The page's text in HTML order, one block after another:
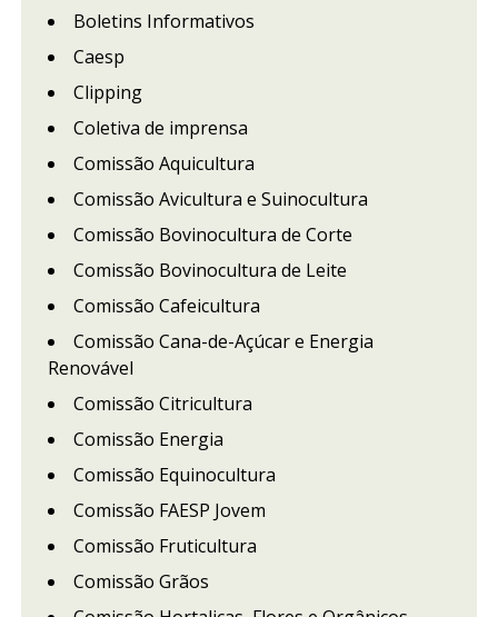
Boletins Informativos
Caesp
Clipping
Coletiva de imprensa
Comissão Aquicultura
Comissão Avicultura e Suinocultura
Comissão Bovinocultura de Corte
Comissão Bovinocultura de Leite
Comissão Cafeicultura
Comissão Cana-de-Açúcar e Energia
Renovável
Comissão Citricultura
Comissão Energia
Comissão Equinocultura
Comissão FAESP Jovem
Comissão Fruticultura
Comissão Grãos